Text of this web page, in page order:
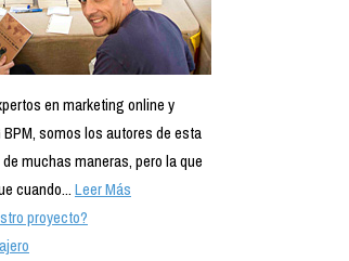
en marketing online y
somos los autores de esta
muchas maneras, pero la que
cuando...Leer Más
proyecto?